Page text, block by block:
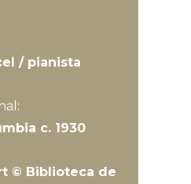
/ pianista
c. 1930
© Biblioteca de